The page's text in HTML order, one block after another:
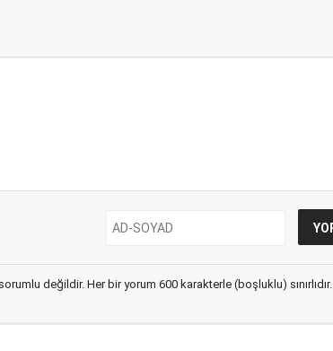
değildir. Her bir yorum 600 karakterle (boşluklu) sınırlıdır.